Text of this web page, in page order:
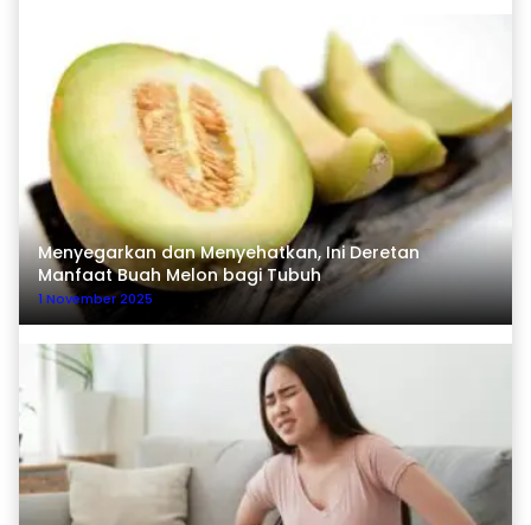
Menyegarkan dan Menyehatkan, Ini Deretan
Manfaat Buah Melon bagi Tubuh
1 November 2025